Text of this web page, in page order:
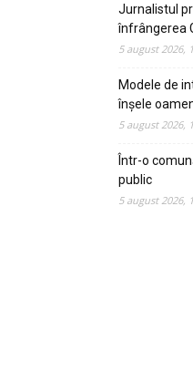
Jurnalistul
înfrângerea
5 august 2026,
Modele de
înșele
5 august 2026,
Într-o
public
5 august 2026,